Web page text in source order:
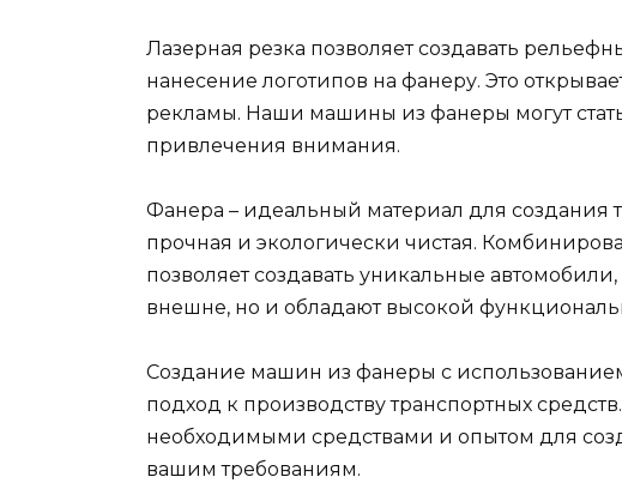
Лазерная резка позволяет создавать
нанесение логотипов на фанеру. Это
рекламы. Наши машины из фанеры могут
привлечения внимания.
Фанера – идеальный материал для создания
прочная и экологически чистая.
позволяет создавать уникальные
внешне, но и обладают высокой
Создание машин из фанеры с
подход к производству транспортных
необходимыми средствами и опытом для
вашим требованиям.